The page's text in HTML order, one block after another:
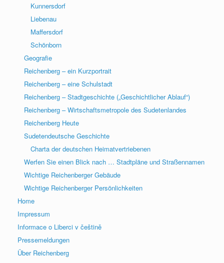
Kunnersdorf
Liebenau
Maffersdorf
Schönborn
Geografie
Reichenberg – ein Kurzportrait
Reichenberg – eine Schulstadt
Reichenberg – Stadtgeschichte („Geschichtlicher Ablauf“)
Reichenberg – Wirtschaftsmetropole des Sudetenlandes
Reichenberg Heute
Sudetendeutsche Geschichte
Charta der deutschen Heimatvertriebenen
Werfen Sie einen Blick nach … Stadtpläne und Straßennamen
Wichtige Reichenberger Gebäude
Wichtige Reichenberger Persönlichkeiten
Home
Impressum
Informace o Liberci v češtině
Pressemeldungen
Über Reichenberg